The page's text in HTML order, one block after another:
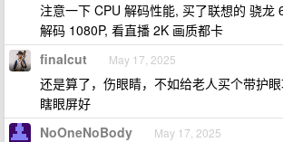
注意一下 CPU 解码性能, 买了联想的 骁龙
解码 1080P, 看直播 2K 画质都卡
finalcut May 17, 2025
还是算了，伤眼睛，不如给老人买个带护
瞎眼屏好
NoOneNoBody May 17, 2025